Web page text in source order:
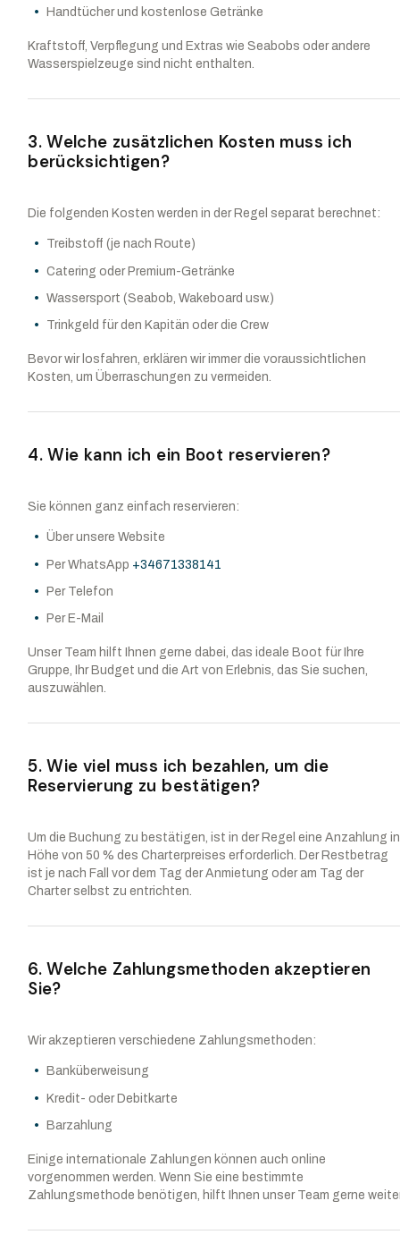
Handtücher und kostenlose Getränke
Kraftstoff, Verpflegung und Extras wie Seabobs oder andere
Wasserspielzeuge sind nicht enthalten.
3. Welche zusätzlichen Kosten muss ich
berücksichtigen?
Die folgenden Kosten werden in der Regel separat berechnet:
Treibstoff (je nach Route)
Catering oder Premium-Getränke
Wassersport (Seabob, Wakeboard usw.)
Trinkgeld für den Kapitän oder die Crew
Bevor wir losfahren, erklären wir immer die voraussichtlichen
Kosten, um Überraschungen zu vermeiden.
4. Wie kann ich ein Boot reservieren?
Sie können ganz einfach reservieren:
Über unsere Website
Per WhatsApp +34671338141
Per Telefon
Per E-Mail
Unser Team hilft Ihnen gerne dabei, das ideale Boot für Ihre
Gruppe, Ihr Budget und die Art von Erlebnis, das Sie suchen,
auszuwählen.
5. Wie viel muss ich bezahlen, um die
Reservierung zu bestätigen?
Um die Buchung zu bestätigen, ist in der Regel eine Anzahlung in
Höhe von 50 % des Charterpreises erforderlich. Der Restbetrag
ist je nach Fall vor dem Tag der Anmietung oder am Tag der
Charter selbst zu entrichten.
6. Welche Zahlungsmethoden akzeptieren
Sie?
Wir akzeptieren verschiedene Zahlungsmethoden:
Banküberweisung
Kredit- oder Debitkarte
Barzahlung
Einige internationale Zahlungen können auch online
vorgenommen werden. Wenn Sie eine bestimmte
Zahlungsmethode benötigen, hilft Ihnen unser Team gerne